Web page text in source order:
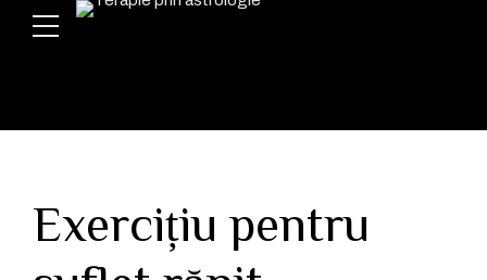
Exercițiu pentru